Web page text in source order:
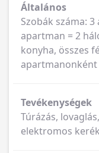
Általános
Szobák száma:
apartman = 2
konyha, összes
apartmanonként
Tevékenységek
Túrázás,
elektromos